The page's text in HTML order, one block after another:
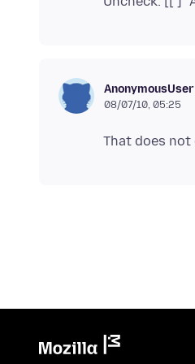
AnonymousUser
08/07/10, 05:25